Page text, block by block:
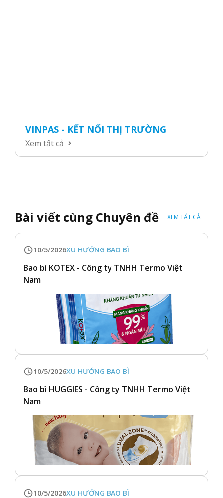
VINPAS - KẾT NỐI THỊ TRƯỜNG
Xem tất cả
Bài viết cùng Chuyên đề XEM TẤT CẢ
10/5/2026XU HƯỚNG BAO BÌ
Bao bì KOTEX - Công ty TNHH Termo Việt
Nam
10/5/2026XU HƯỚNG BAO BÌ
Bao bì HUGGIES - Công ty TNHH Termo Việt
Nam
10/5/2026XU HƯỚNG BAO BÌ